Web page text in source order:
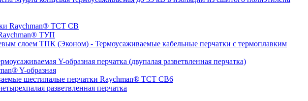
Raychman® TCT CB
ТУП
ТПК (Эконом) - Термоусаживаемые кабельные перчатки с термоплавким
Y-образная перчатка (двупалая разветвленная перчатка)
Y-образная
шестипалые перчатки Raychman® ТСТ СВ6
разветвленная перчатка